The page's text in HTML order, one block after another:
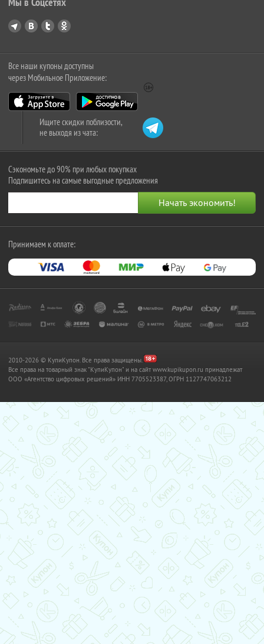
Все наши купоны доступны
через Мобильное Приложение:
Ищите скидки поблизости,
не выходя из чата:
Сэкономьте до 90% при любых покупках
Подпишитесь на самые выгодные предложения
Принимаем к оплате:
2010-2026 © КупиКупон. Все права защищены.
Все права на товарный знак "КупиКупон" и на сайт www.kupikupon.ru принадлежат
OOO «Агентство цифровых решений» ИНН 7705523387, ОГРН 1127747063212